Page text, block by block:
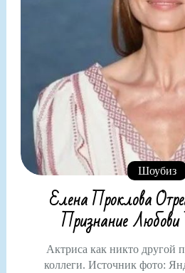
Шоубиз
Елена Проклова
Признание
Актриса как никто другой
коллеги. Источник фото: